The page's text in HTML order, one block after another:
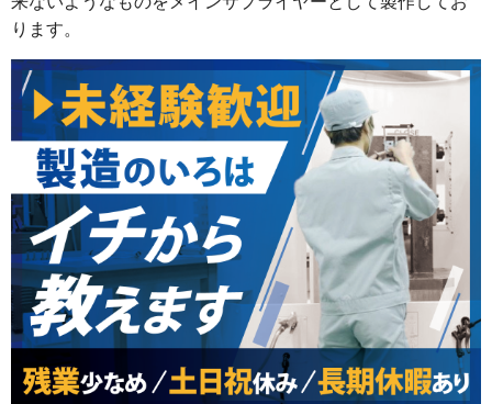
サイトポリシー
プライバシーポリシー
運営会社について
サイトマップ
ります。